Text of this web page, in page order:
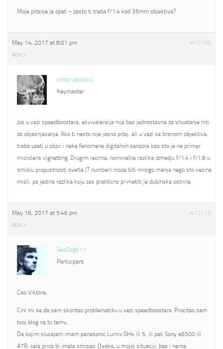
Moje pitanje je opet – zasto ti treba f/1.4 kod 35mm objektiva?
May 14, 2017 at 8:01 pm #12108
REPLY
viktor pavlovic
Keymaster
Jos u vezi speedboostera, ekvivalencija nije bas jednostavna za shvatanje niti
za objasnjavanje. Ako ti nesto nije jasno pitaj, ali u vezi sa brzinom objektiva,
treba uzeti u obzir i neke fenomene digitalnih senzora kao sto je na primer
microlens vignetting. Drugim recima, nominalna razlika izmedju f/1.4 i f/1.8 u
smislu propustnosti svetla (T number) moze biti mnogo manja nego sto vecina
misli, pa jedina razlika koju ces prakticno primetiti je dubinska ostrina.
May 16, 2017 at 5:46 pm #12110
REPLY
SeaDog011
Participant
Cao Viktore,
Cini mi se da sam skontao problematiku u vezi speedboostera. Procitao sam
tvoj blog na tu temu.
Da kojim slucajem imam panasonic Lumix GH4 ili 5, ili pak Sony a6500 ili
A7R, cela prica bi imala smisao. Ovako, u mojoj situaciji, bas i nema.